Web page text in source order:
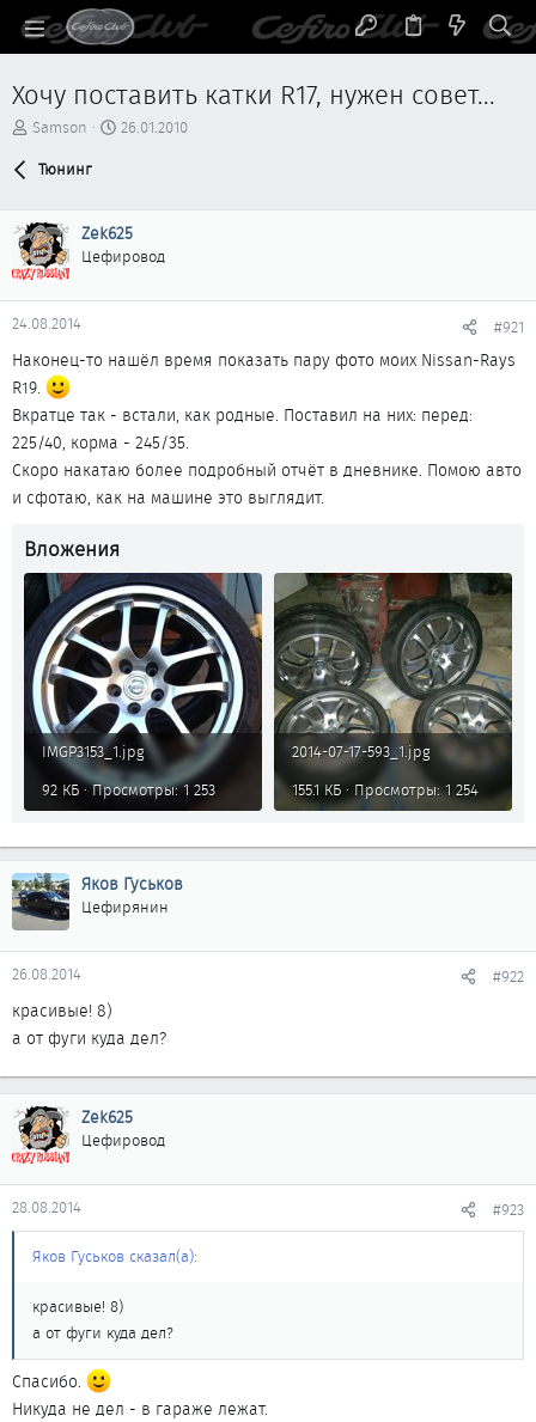
Хочу поставить катки R17, нужен совет...
А
т
е
м
ы
Samson
Д
а
ч
л
26.01.2010
Тюнинг
Zek625
Цефировод
24.08.2014 #921
Наконец-то нашёл время показать пару фото моих Nissan-Rays
R19.
Вкратце так - встали, как родные. Поставил на них: перед:
225/40, корма - 245/35.
Скоро накатаю более подробный отчёт в дневнике. Помою авто
и сфотаю, как на машине это выглядит.
Вложения
IMGP3153_1.jpg
92 КБ · Просмотры: 1 253
2014-07-17-593_1.jpg
155.1 КБ · Просмотры: 1 254
Яков Гуськов
Цефирянин
26.08.2014 #922
красивые! 8)
а от фуги куда дел?
Zek625
Цефировод
28.08.2014 #923
Яков Гуськов сказал(а):
красивые! 8)
а от фуги куда дел?
Спасибо.
Никуда не дел - в гараже лежат.